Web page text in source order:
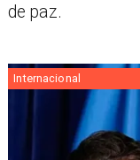
de paz.
Internacional